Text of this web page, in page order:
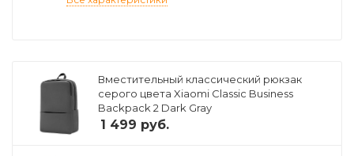
Вместительный классический рюкзак
серого цвета Xiaomi Classic Business
Backpack 2 Dark Gray
1 499 руб.